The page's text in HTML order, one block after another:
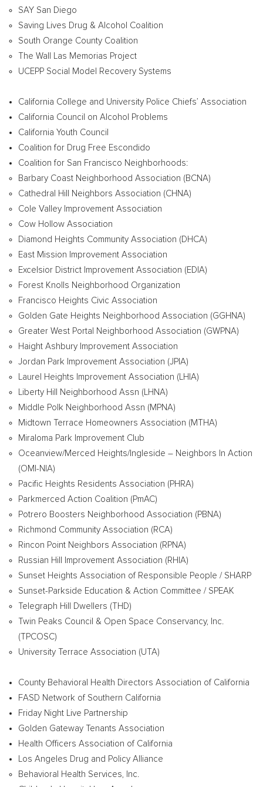
SAY San Diego
Saving Lives Drug & Alcohol Coalition
South Orange County Coalition
The Wall Las Memorias Project
UCEPP Social Model Recovery Systems
California College and University Police Chiefs’ Association
California Council on Alcohol Problems
California Youth Council
Coalition for Drug Free Escondido
Coalition for San Francisco Neighborhoods:
Barbary Coast Neighborhood Association (BCNA)
Cathedral Hill Neighbors Association (CHNA)
Cole Valley Improvement Association
Cow Hollow Association
Diamond Heights Community Association (DHCA)
East Mission Improvement Association
Excelsior District Improvement Association (EDIA)
Forest Knolls Neighborhood Organization
Francisco Heights Civic Association
Golden Gate Heights Neighborhood Association (GGHNA)
Greater West Portal Neighborhood Association (GWPNA)
Haight Ashbury Improvement Association
Jordan Park Improvement Association (JPIA)
Laurel Heights Improvement Association (LHIA)
Liberty Hill Neighborhood Assn (LHNA)
Middle Polk Neighborhood Assn (MPNA)
Midtown Terrace Homeowners Association (MTHA)
Miraloma Park Improvement Club
Oceanview/Merced Heights/Ingleside – Neighbors In Action
(OMI-NIA)
Pacific Heights Residents Association (PHRA)
Parkmerced Action Coalition (PmAC)
Potrero Boosters Neighborhood Association (PBNA)
Richmond Community Association (RCA)
Rincon Point Neighbors Association (RPNA)
Russian Hill Improvement Association (RHIA)
Sunset Heights Association of Responsible People / SHARP
Sunset-Parkside Education & Action Committee / SPEAK
Telegraph Hill Dwellers (THD)
Twin Peaks Council & Open Space Conservancy, Inc.
(TPCOSC)
University Terrace Association (UTA)
County Behavioral Health Directors Association of California
FASD Network of Southern California
Friday Night Live Partnership
Golden Gateway Tenants Association
Health Officers Association of California
Los Angeles Drug and Policy Alliance
Behavioral Health Services, Inc.